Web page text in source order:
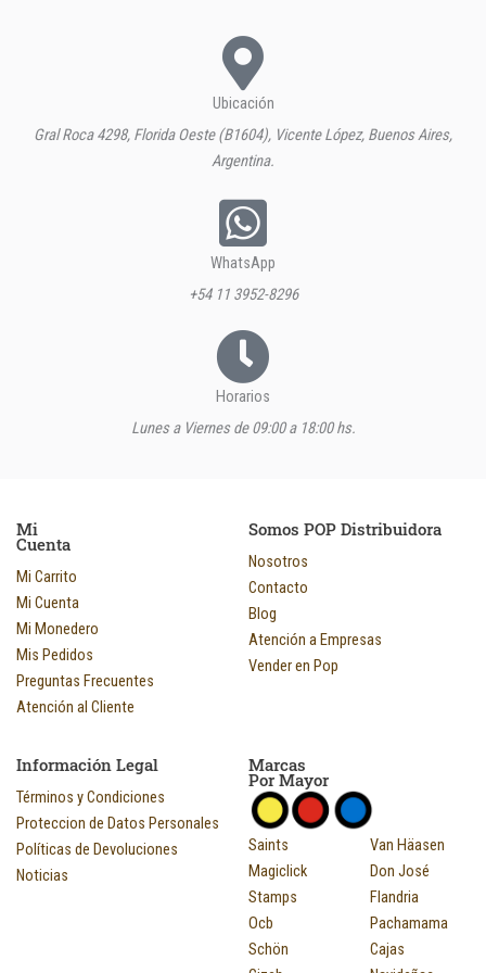
Ubicación
Gral Roca 4298, Florida Oeste (B1604), Vicente López, Buenos Aires,
Argentina.
WhatsApp
+54 11 3952-8296
Horarios
Lunes a Viernes de 09:00 a 18:00 hs.
Mi
Cuenta
Mi Carrito
Mi Cuenta
Mi Monedero
Mis Pedidos
Preguntas Frecuentes
Atención al Cliente
Somos POP Distribuidora
Nosotros
Contacto
Blog
Atención a Empresas
Vender en Pop
Información Legal
Términos y Condiciones
Proteccion de Datos Personales
Políticas de Devoluciones
Noticias
Marcas
Por Mayor
Saints
Magiclick
Stamps
Ocb
Schön
Van Häasen
Don José
Flandria
Pachamama
Cajas